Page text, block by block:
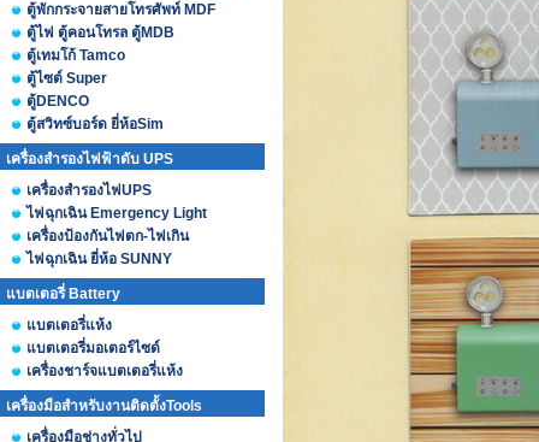
ตู้พักกระจายสายโทรศัพท์ MDF
ตู้ไฟ ตู้คอนโทรล ตู้MDB
ตู้เทมโก้ Tamco
ตู้ไซต์ Super
ตู้DENCO
ตู้สวิทซ์บอร์ด ยี่ห้อSim
เครื่องสำรองไฟฟ้าดับ UPS
เครื่องสำรองไฟUPS
ไฟฉุกเฉิน Emergency Light
เครื่องป้องกันไฟตก-ไฟเกิน
ไฟฉุกเฉิน ยี่ห้อ SUNNY
แบตเตอรี่ Battery
แบตเตอรี่แห้ง
แบตเตอรี่มอเตอร์ไซด์
เครื่องชาร์จแบตเตอรี่แห้ง
เครื่องมือสำหรับงานติดตั้งTools
เครื่องมือช่างทั่วไป